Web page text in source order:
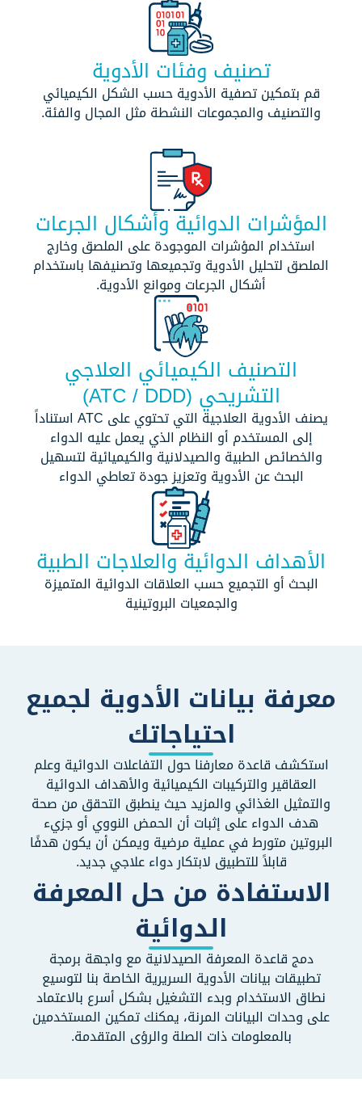
تصنيف وفئات الأدوية
قم بتمكين تصفية الأدوية حسب الشكل الكيميائي
والتصنيف والمجموعات النشطة مثل المجال والفئة.
المؤشرات الدوائية وأشكال الجرعات
استخدام المؤشرات الموجودة على الملصق وخارج
الملصق لتحليل الأدوية وتجميعها وتصنيفها باستخدام
أشكال الجرعات وموانع الأدوية.
التصنيف الكيميائي العلاجي
التشريحي (ATC / DDD)
يصنف الأدوية العلاجية التي تحتوي على ATC استناداً
إلى المستخدم أو النظام الذي يعمل عليه الدواء
والخصائص الطبية والصيدلانية والكيميائية لتسهيل
البحث عن الأدوية وتعزيز جودة تعاطي الدواء
الأهداف الدوائية والعلاجات الطبية
البحث أو التجميع حسب العلاقات الدوائية المتميزة
والجمعيات البروتينية
معرفة بيانات الأدوية لجميع
احتياجاتك
استكشف قاعدة معارفنا حول التفاعلات الدوائية وعلم
العقاقير والتركيبات الكيميائية والأهداف الدوائية
والتمثيل الغذائي والمزيد حيث ينطبق التحقق من صحة
هدف الدواء على إثبات أن الحمض النووي أو جزيء
البروتين متورط في عملية مرضية ويمكن أن يكون هدفًا
قابلاً للتطبيق لابتكار دواء علاجي جديد.
الاستفادة من حل المعرفة
الدوائية
دمج قاعدة المعرفة الصيدلانية مع واجهة برمجة
تطبيقات بيانات الأدوية السريرية الخاصة بنا لتوسيع
نطاق الاستخدام وبدء التشغيل بشكل أسرع بالاعتماد
على وحدات البيانات المرنة، يمكنك تمكين المستخدمين
بالمعلومات ذات الصلة والرؤى المتقدمة.